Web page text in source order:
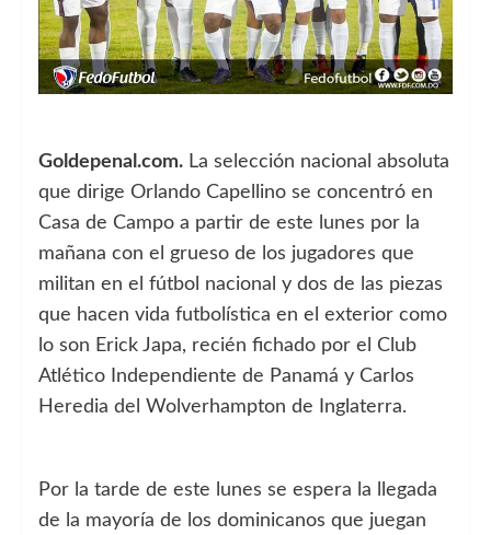
Goldepenal.com. La selección nacional absoluta
que dirige Orlando Capellino se concentró en
Casa de Campo a partir de este lunes por la
mañana con el grueso de los jugadores que
militan en el fútbol nacional y dos de las piezas
que hacen vida futbolística en el exterior como
lo son Erick Japa, recién fichado por el Club
Atlético Independiente de Panamá y Carlos
Heredia del Wolverhampton de Inglaterra.
Por la tarde de este lunes se espera la llegada
de la mayoría de los dominicanos que juegan